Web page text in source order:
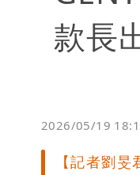
款長
2026/05/19
【記者劉